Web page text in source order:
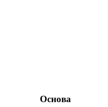
Основа